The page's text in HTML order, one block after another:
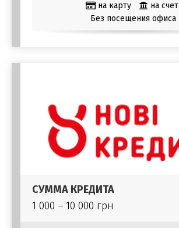
на карту
на счет
Без посещения офиса
СУММА КРЕДИТА
1 000 – 10 000 грн